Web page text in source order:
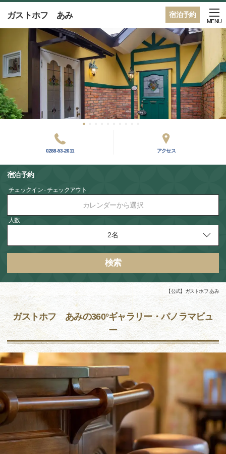
宿泊予約
ガストホフ あみ
MENU
0288-53-2611 アクセス
宿泊予約
チェックイン - チェックアウト
カレンダーから選択
人数
検索
【公式】ガストホフ あみ
ガストホフ あみの360°ギャラリー・パノラマビュ
ー